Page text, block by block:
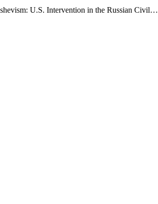
U.S. Intervention in the Russian Civil…